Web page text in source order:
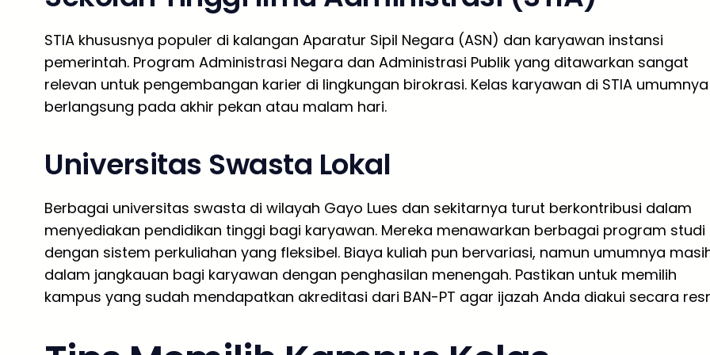
STIA khususnya populer di kalangan Aparatur Sipil Negara (ASN) dan karyawan instansi
pemerintah. Program Administrasi Negara dan Administrasi Publik yang ditawarkan sangat
relevan untuk pengembangan karier di lingkungan birokrasi. Kelas karyawan di STIA umumnya
berlangsung pada akhir pekan atau malam hari.
Universitas Swasta Lokal
Berbagai universitas swasta di wilayah Gayo Lues dan sekitarnya turut berkontribusi dalam
menyediakan pendidikan tinggi bagi karyawan. Mereka menawarkan berbagai program studi
dengan sistem perkuliahan yang fleksibel. Biaya kuliah pun bervariasi, namun umumnya
dalam jangkauan bagi karyawan dengan penghasilan menengah. Pastikan untuk memilih
kampus yang sudah mendapatkan akreditasi dari BAN-PT agar ijazah Anda diakui secara